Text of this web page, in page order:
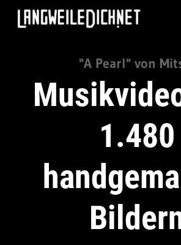
"A Pearl" von
1.480